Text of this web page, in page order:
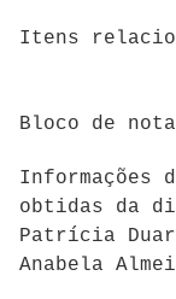
Itens
Bloco de
Informações
obtidas da
Patrícia
Anabela